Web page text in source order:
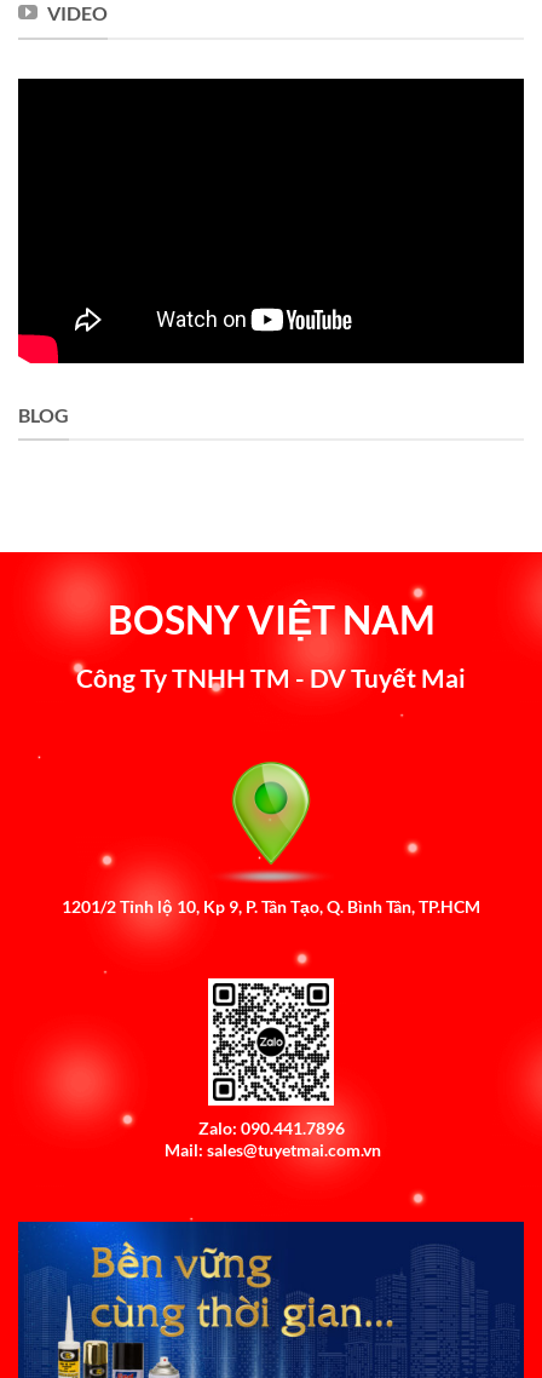
VIDEO
BLOG
BOSNY VIỆT NAM
Công Ty TNHH TM - DV Tuyết Mai
1201/2 Tỉnh lộ 10, Kp 9, P. Tân Tạo, Q. Bình Tân, TP.HCM
Zalo: 090.441.7896
Mail: sales@tuyetmai.com.vn